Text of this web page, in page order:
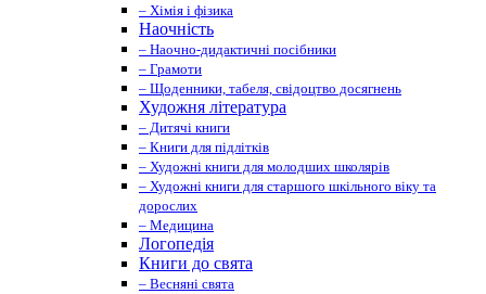
– Хімія і фізика
Наочність
– Наочно-дидактичні посібники
– Грамоти
– Щоденники, табеля, свідоцтво досягнень
Художня література
– Дитячі книги
– Книги для підлітків
– Художні книги для молодших школярів
– Художні книги для старшого шкільного віку та
дорослих
– Медицина
Логопедія
Книги до свята
– Весняні свята